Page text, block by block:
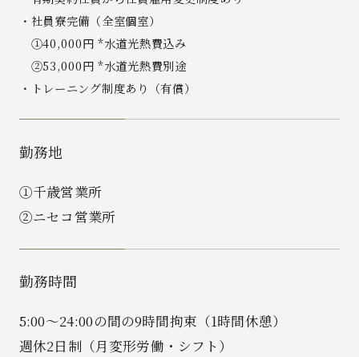
・社員寮完備（全室個室）
①40,000円 *水道光熱費込み
②53,000円 *水道光熱費別途
・トレーニング制度あり（有償）
勤務地
①千歳営業所
②ニセコ営業所
勤務時間
5:00〜24:00の間の9時間拘束（1時間休憩）
週休2日制（月変形労働・シフト）